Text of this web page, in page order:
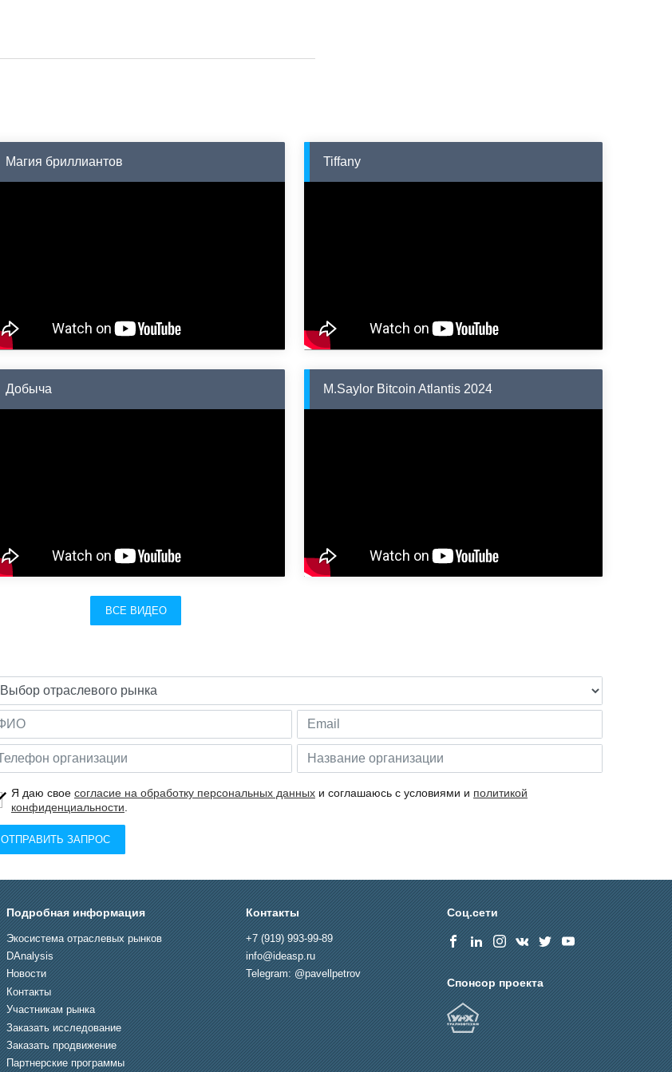
Магия бриллиантов Tiffany
Добыча M.Saylor Bitcoin Atlantis 2024
ВСЕ ВИДЕО
Я даю свое согласие на обработку персональных данныхи соглашаюсь с условиями и политикой
конфиденциальности
ОТПРАВИТЬ ЗАПРОС
Подробная информация
Экосистема отраслевых рынков
DAnalysis
Новости
Контакты
Участникам рынка
Заказать исследование
Заказать продвижение
Партнерские программы
Контакты
+7 (919) 993-99-89
info@ideasp.ru
Telegram: @pavellpetrov
Соц.сети
Спонсор проекта